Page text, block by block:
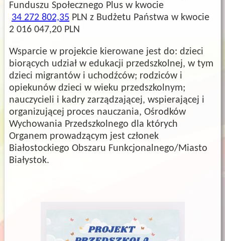
Funduszu Społecznego Plus w kwocie
34 272 802,35 PLN z Budżetu Państwa w kwocie
2 016 047,20 PLN
Wsparcie w projekcie kierowane jest do: dzieci
biorących udział w edukacji przedszkolnej, w tym
dzieci migrantów i uchodźców; rodziców i
opiekunów dzieci w wieku przedszkolnym;
nauczycieli i kadry zarządzającej, wspierającej i
organizującej proces nauczania, Ośrodków
Wychowania Przedszkolnego dla których
Organem prowadzącym jest członek
Białostockiego Obszaru Funkcjonalnego/Miasto
Białystok.